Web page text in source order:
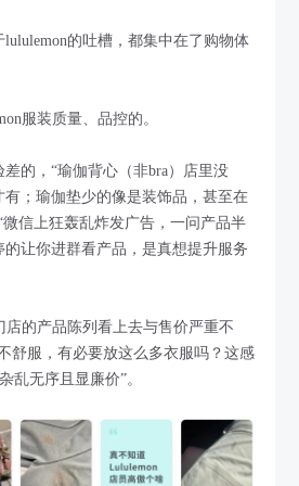
的吐槽，都集中在了购物体
服装质量、品控的。
的，“瑜伽背心（非bra）店里没
；瑜伽垫少的像是装饰品，甚至在
微信上狂轰乱炸发广告，一问产品半
让你进群看产品，是真想提升服务
店的产品陈列看上去与售价严重不
舒服，有必要放这么多衣服吗？这感
乱无序且显廉价”。